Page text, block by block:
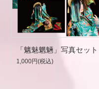
1,000円(税込)